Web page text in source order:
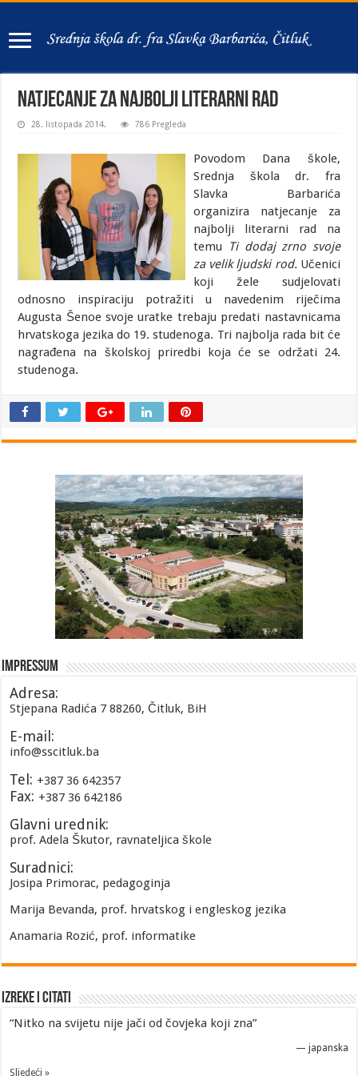
Natjecanje za najbolji literarni rad
28. listopada 2014. 786 Pregleda
Povodom Dana škole,
Srednja škola dr. fra
Slavka Barbarića
organizira natjecanje za
najbolji literarni rad na
temu
Ti dodaj zrno svoje
za velik ljudski rod. Učenici
koji žele sudjelovati
odnosno inspiraciju potražiti u navedenim riječima
Augusta Šenoe svoje uratke trebaju predati nastavnicama
hrvatskoga jezika do 19. studenoga. Tri najbolja rada bit će
nagrađena na školskoj priredbi koja će se održati 24.
studenoga.
Impressum
Adresa:
Stjepana Radića 7 88260, Čitluk, BiH
E-mail:
info@sscitluk.ba
Tel: +387 36 642357
Fax: +387 36 642186
Glavni urednik:
prof. Adela Škutor, ravnateljica škole
Suradnici:
Josipa Primorac, pedagoginja
Marija Bevanda, prof. hrvatskog i engleskog jezika
Anamaria Rozić, prof. informatike
Izreke i Citati
“Nitko na svijetu nije jači od čovjeka koji zna”
— japanska
Sljedeći »